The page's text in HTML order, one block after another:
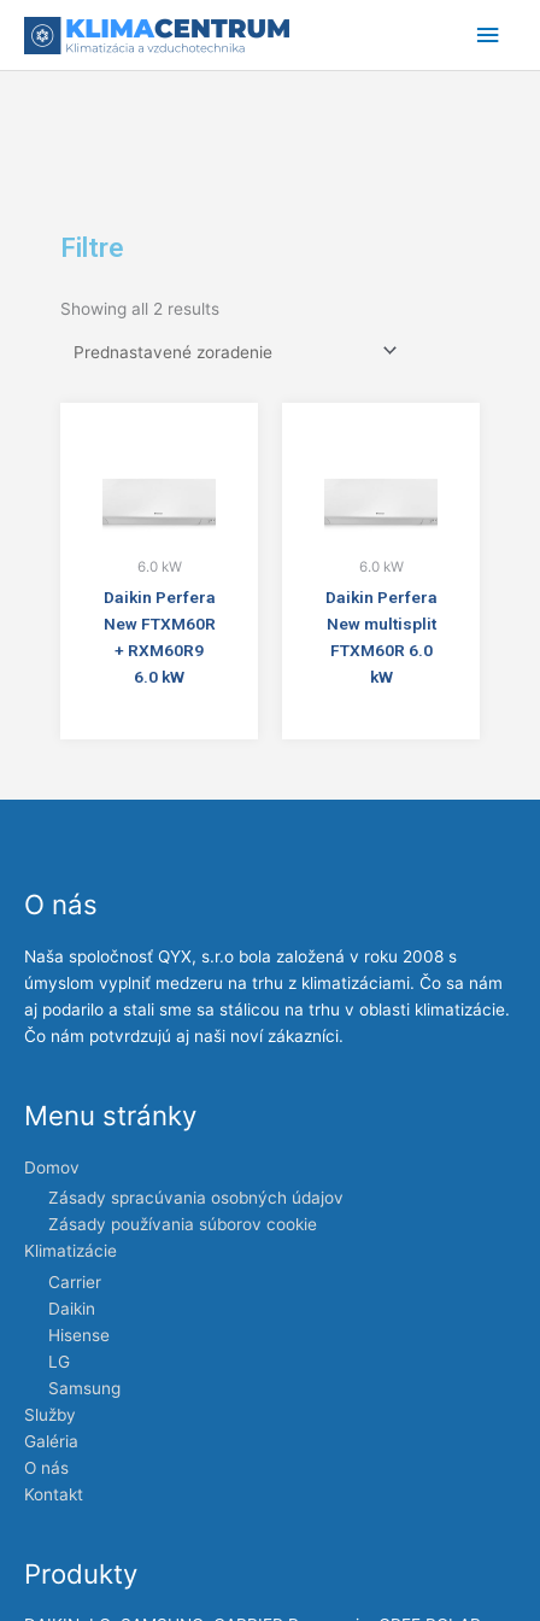
Filtre
Showing all 2 results
6.0 kW
Daikin Perfera
New FTXM60R
+ RXM60R9
6.0 kW
6.0 kW
Daikin Perfera
New multisplit
FTXM60R 6.0
kW
O nás
Naša spoločnosť QYX, s.r.o bola založená v roku 2008 s
úmyslom vyplniť medzeru na trhu z klimatizáciami. Čo sa nám
aj podarilo a stali sme sa stálicou na trhu v oblasti klimatizácie.
Čo nám potvrdzujú aj naši noví zákazníci.
Menu stránky
Domov
Zásady spracúvania osobných údajov
Zásady používania súborov cookie
Klimatizácie
Carrier
Daikin
Hisense
LG
Samsung
Služby
Galéria
O nás
Kontakt
Produkty